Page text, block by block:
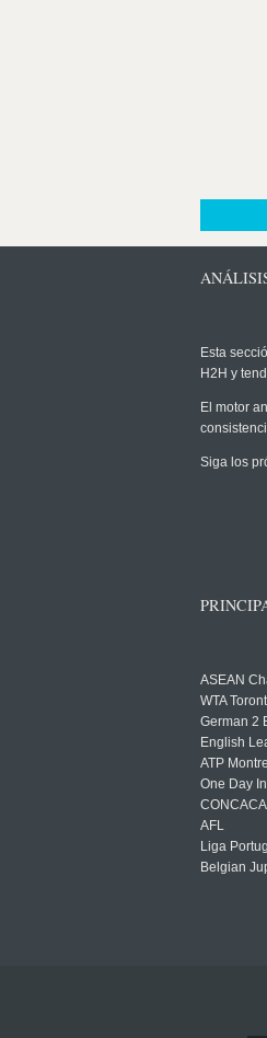
Esta
H2H y
El motor
Siga los
ASEAN
WTA
German 2
English
ATP
One Day
AFL
Liga
Belgian